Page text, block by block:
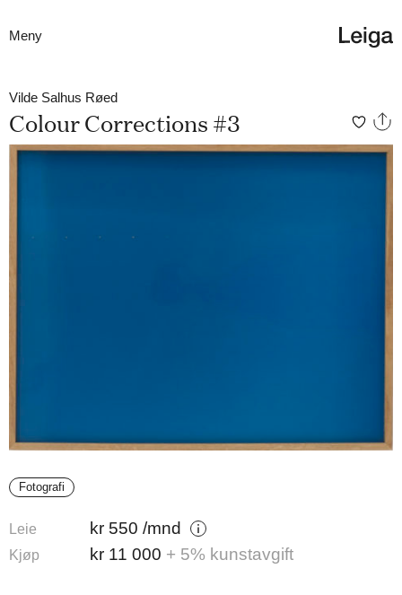
Meny
Vilde Salhus Røed
Colour Corrections #3
Fotografi
Leie kr 550 /mnd
Kjøp kr 11 000 + 5% kunstavgift